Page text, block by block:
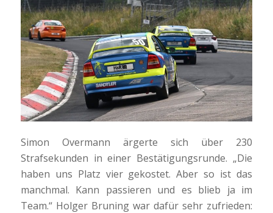
Simon Overmann ärgerte sich über 230
Strafsekunden in einer Bestätigungsrunde. „Die
haben uns Platz vier gekostet. Aber so ist das
manchmal. Kann passieren und es blieb ja im
Team.“ Holger Bruning war dafür sehr zufrieden: